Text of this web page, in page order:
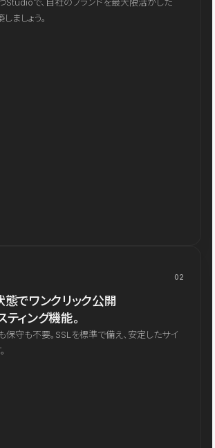
ましょう。
02
態でワンクリック公開
ィング機能。
保守も不要。SSLを標準で備え、安定したサイ